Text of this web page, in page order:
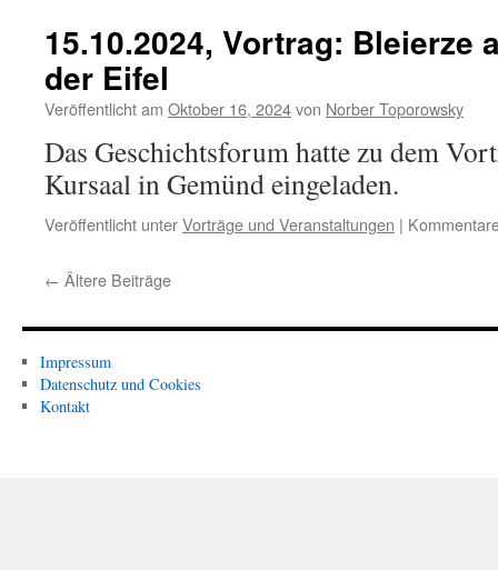
15.10.2024, Vortrag: Bleierze
der Eifel
Veröffentlicht am Oktober 16, 2024von Norber Toporowsky
Das Geschichtsforum hatte zu dem
Kursaal in Gemünd eingeladen.
Veröffentlicht unterVorträge und Veranstaltungen |
← Ältere Beiträge
Impressum
Datenschutz und Cookies
Kontakt